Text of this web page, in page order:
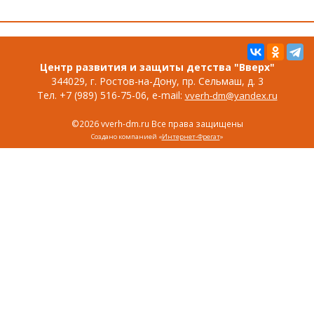
Центр развития и защиты детства "Вверх"
344029, г. Ростов-на-Дону, пр. Сельмаш, д. 3
Тел. +7 (989) 516-75-06, e-mail: vverh-dm@yandex.ru
©2026 vverh-dm.ru Все права защищены
Создано компанией «Интернет-Фрегат»